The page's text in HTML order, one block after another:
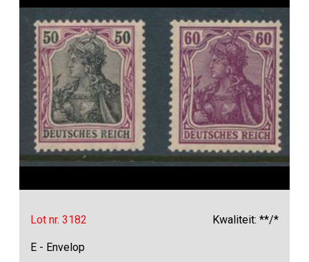
Lot nr. 3182 Kwaliteit: **/*
E - Envelop